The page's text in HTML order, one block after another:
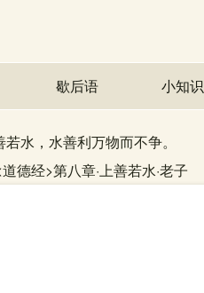
歇后语 小知识
若水，水善利万物而不争。
道德经>第八章·上善若水·老子